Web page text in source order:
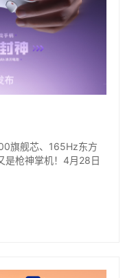
旗舰芯、165Hz东方
是枪神掌机！4月28日